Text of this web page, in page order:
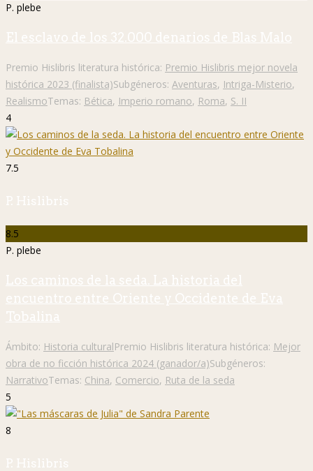
P. plebe
El esclavo de los 32.000 denarios de Blas Malo
Premio Hislibris literatura histórica: Premio Hislibris mejor novela
histórica 2023 (finalista)Subgéneros: Aventuras, Intriga-Misterio,
RealismoTemas: Bética, Imperio romano, Roma, S. II
4
7.5
P. Hislibris
8.5
P. plebe
Los caminos de la seda. La historia del
encuentro entre Oriente y Occidente de Eva
Tobalina
Ámbito: Historia culturalPremio Hislibris literatura histórica: Mejor
obra de no ficción histórica 2024 (ganador/a)Subgéneros:
NarrativoTemas: China, Comercio, Ruta de la seda
5
8
P. Hislibris